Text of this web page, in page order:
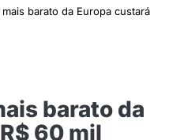
barato da Europa custará
barato da
60 mil